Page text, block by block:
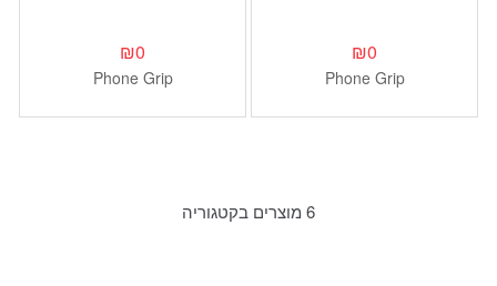
₪0
Phone Grip
₪0
Phone Grip
6 מוצרים בקטגוריה